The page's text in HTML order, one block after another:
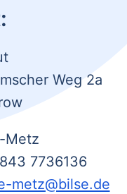
Weg 2a
Metz
7736136
metz@bilse.de